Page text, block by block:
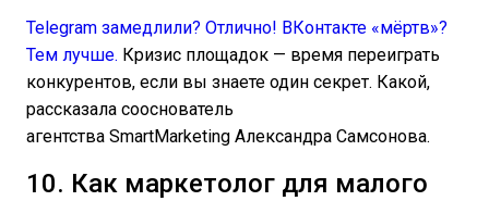
Telegram замедлили? Отлично! ВКонтакте «мёртв»?
Тем лучше. Кризис площадок — время переиграть
конкурентов, если вы знаете один секрет. Какой,
рассказала сооснователь
агентства SmartMarketing Александра Самсонова.
10. Как маркетолог для малого